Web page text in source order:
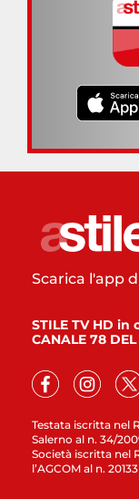
Testata iscritta nel
Salerno al n. 34/
Società iscritta nel
l’AGCOM al n. 20133
Scarica l'app
STILE TV HD in
CANALE 78 DEL